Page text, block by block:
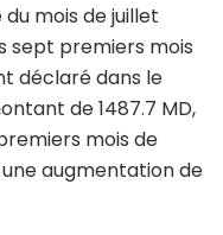
mois de juillet
sept premiers mois
déclaré dans le
de 1487.7 MD,
mois de
une augmentation de